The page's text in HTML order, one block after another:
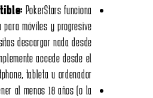
PokerStars funciona
para móviles y progresive
No necesitas descargar nada desde
simplemente accede desde el
tu smartphone, tableta u ordenador.
Debes tener al menos 18 años (o la